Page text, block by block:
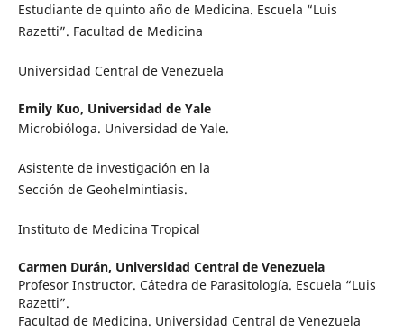
Estudiante de quinto año de Medicina. Escuela “Luis
Razetti”. Facultad de Medicina
Universidad Central de Venezuela
Emily Kuo, Universidad de Yale
Microbióloga. Universidad de Yale.
Asistente de investigación en la
Sección de Geohelmintiasis.
Instituto de Medicina Tropical
Carmen Durán, Universidad Central de Venezuela
Profesor Instructor. Cátedra de Parasitología. Escuela “Luis
Razetti”.
Facultad de Medicina. Universidad Central de Venezuela